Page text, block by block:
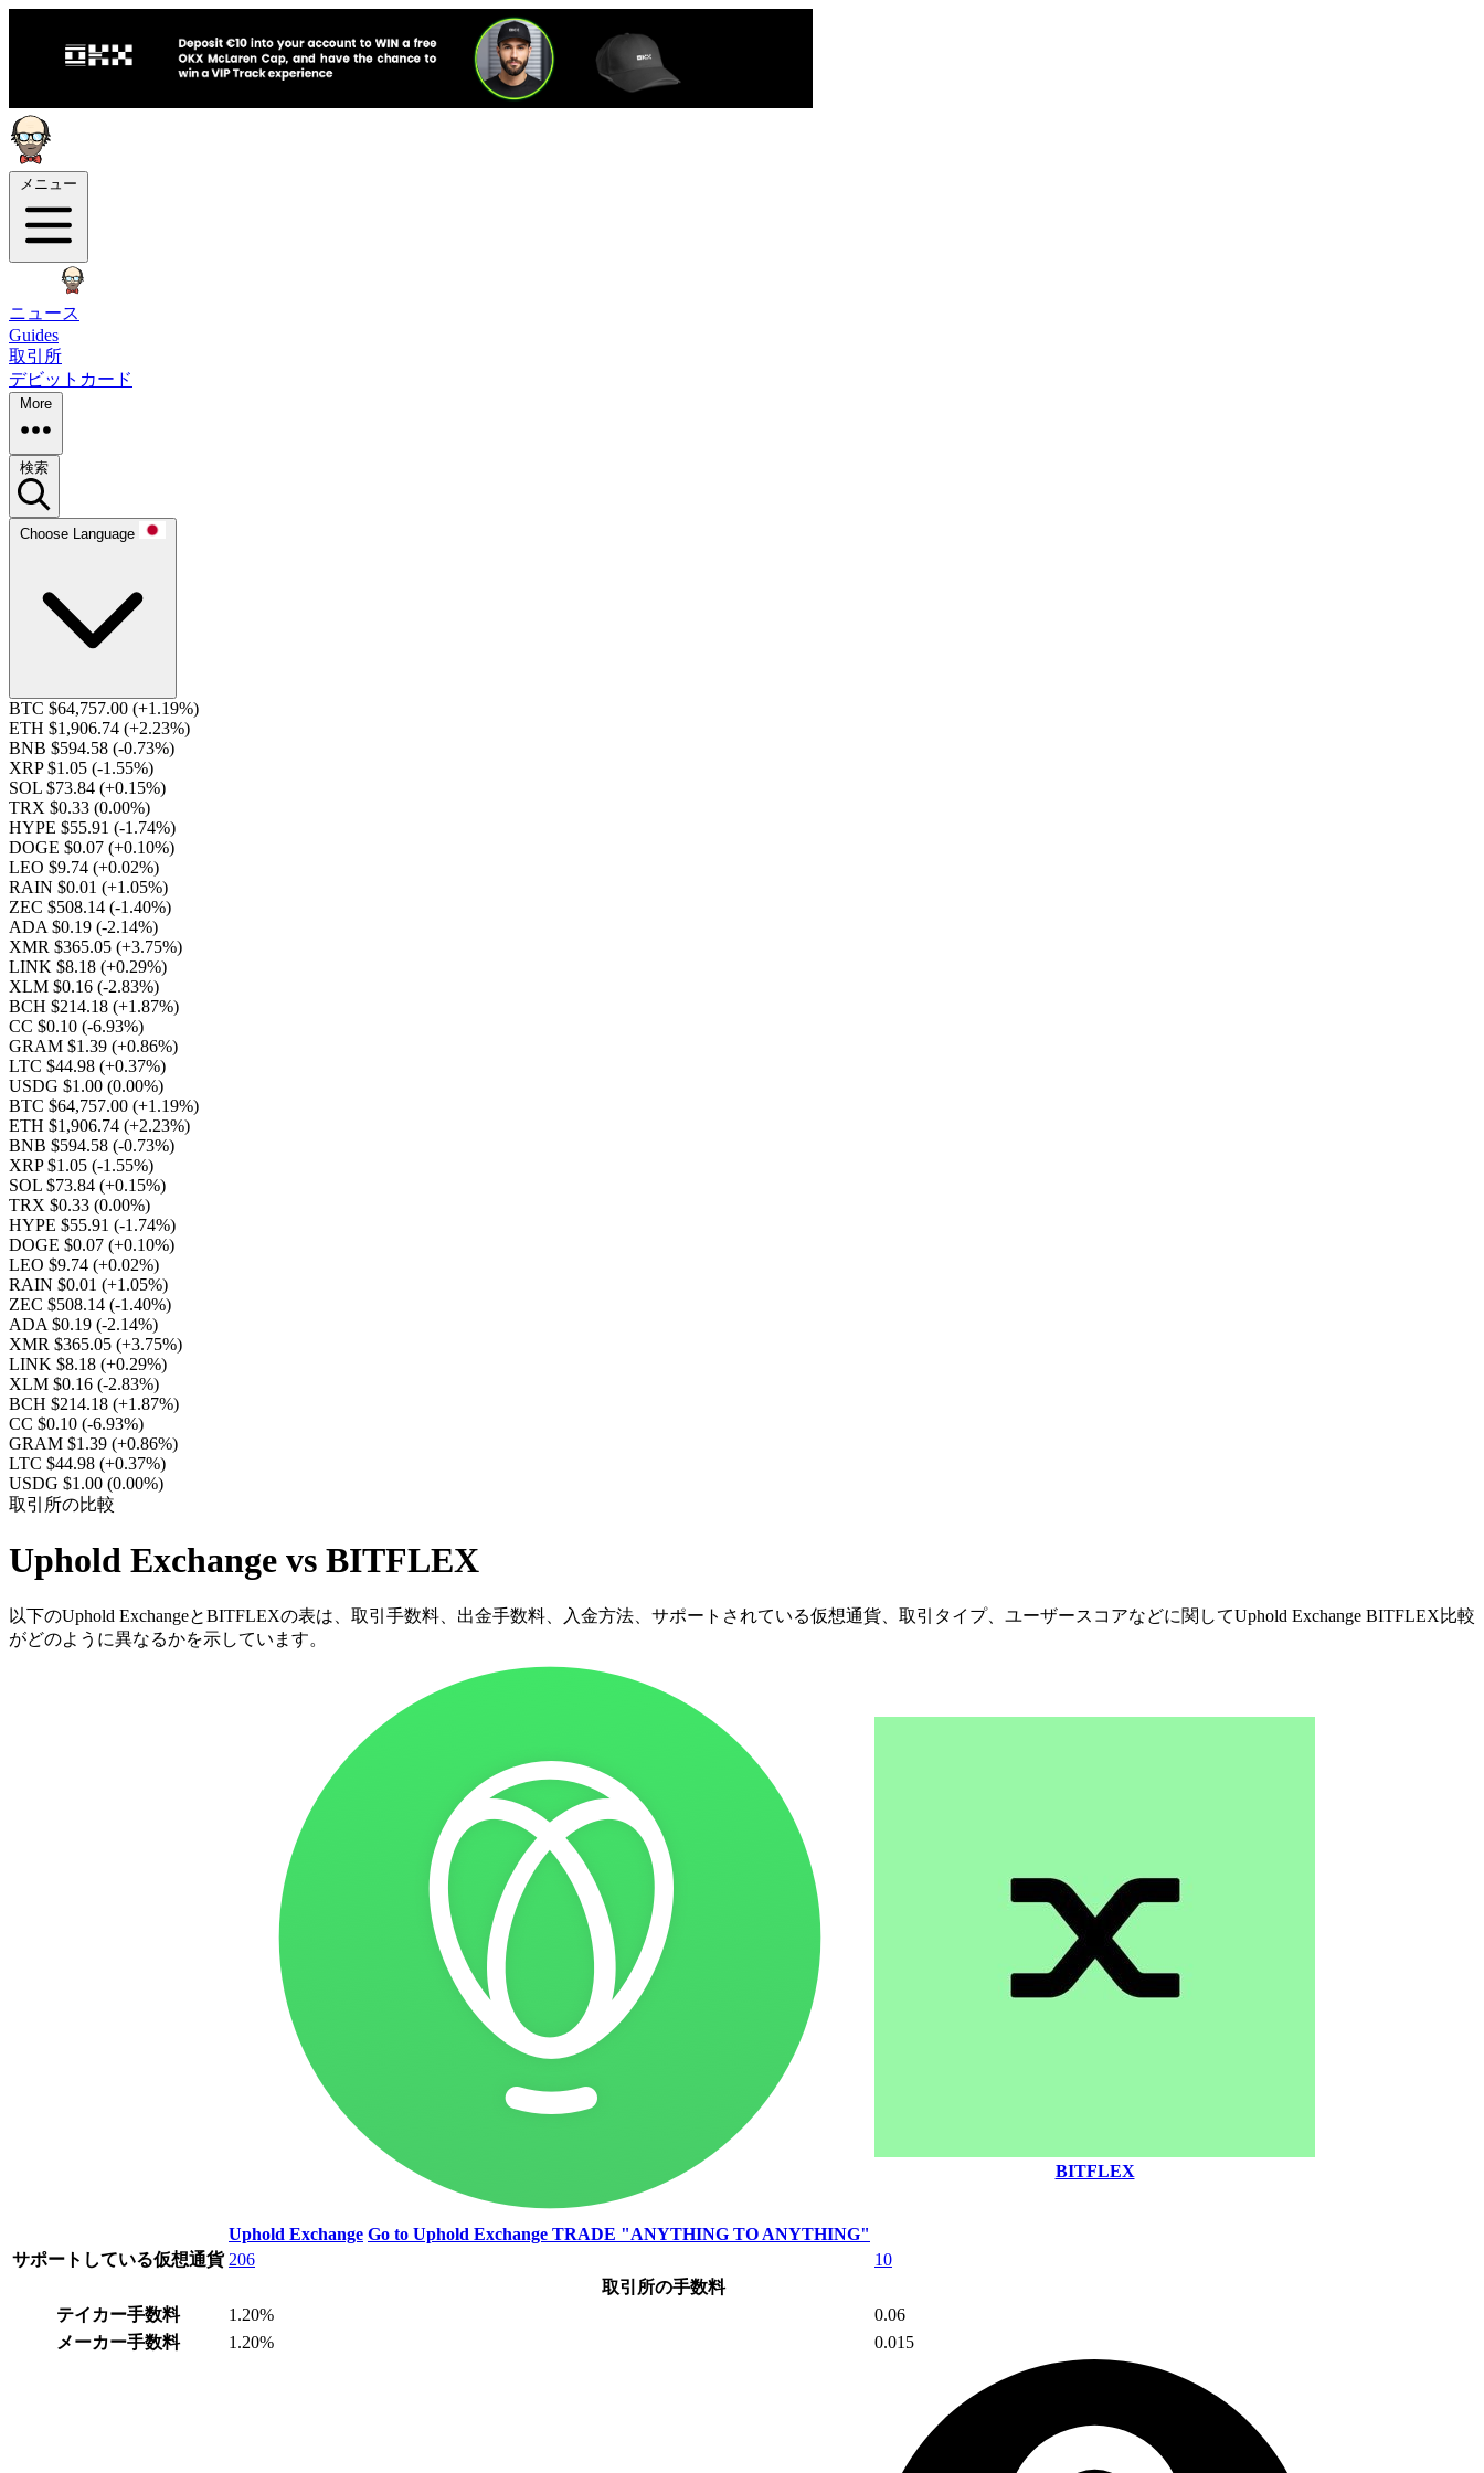
メニュー
ニュース
Guides
取引所
デビットカード
More
検索
Choose Language
BTC $64,757.00 (+1.19%)
ETH $1,906.74 (+2.23%)
BNB $594.58 (-0.73%)
XRP $1.05 (-1.55%)
SOL $73.84 (+0.15%)
TRX $0.33 (0.00%)
HYPE $55.91 (-1.74%)
DOGE $0.07 (+0.10%)
LEO $9.74 (+0.02%)
RAIN $0.01 (+1.05%)
ZEC $508.14 (-1.40%)
ADA $0.19 (-2.14%)
XMR $365.05 (+3.75%)
LINK $8.18 (+0.29%)
XLM $0.16 (-2.83%)
BCH $214.18 (+1.87%)
CC $0.10 (-6.93%)
GRAM $1.39 (+0.86%)
LTC $44.98 (+0.37%)
USDG $1.00 (0.00%)
BTC $64,757.00 (+1.19%)
ETH $1,906.74 (+2.23%)
BNB $594.58 (-0.73%)
XRP $1.05 (-1.55%)
SOL $73.84 (+0.15%)
TRX $0.33 (0.00%)
HYPE $55.91 (-1.74%)
DOGE $0.07 (+0.10%)
LEO $9.74 (+0.02%)
RAIN $0.01 (+1.05%)
ZEC $508.14 (-1.40%)
ADA $0.19 (-2.14%)
XMR $365.05 (+3.75%)
LINK $8.18 (+0.29%)
XLM $0.16 (-2.83%)
BCH $214.18 (+1.87%)
CC $0.10 (-6.93%)
GRAM $1.39 (+0.86%)
LTC $44.98 (+0.37%)
USDG $1.00 (0.00%)
取引所の比較
Uphold Exchange vs BITFLEX
以下のUphold ExchangeとBITFLEXの表は、取引手数料、出金手数料、入金方法、サポートされている仮想通貨、取引タイプ、ユーザースコアなどに関してUphold Exchange BITFLEX比較
がどのように異なるかを示しています。
Uphold Exchange Go to Uphold Exchange TRADE "ANYTHING TO ANYTHING"
BITFLEX
サポートしている仮想通貨 206
10
取引所の手数料
テイカー手数料
1.20%
0.06
メーカー手数料
1.20% 0.015